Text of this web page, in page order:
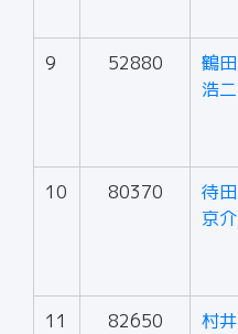
9 52880
鶴田
浩二
10 80370
待田
京介
11 82650
村井